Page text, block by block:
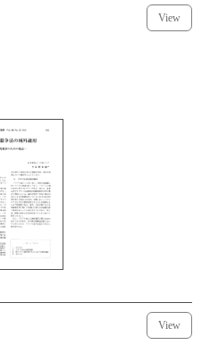
View
View